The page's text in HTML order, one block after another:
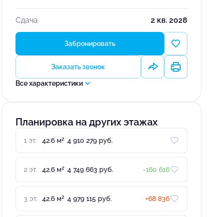
Сдача 2 кв. 2028
Забронировать
Заказать звонок
Все характеристики
Планировка на других этажах
1 эт. 42.6 м2 4 910 279 руб.
2 эт. 42.6 м2 4 749 663 руб. -160 616
3 эт. 42.6 м2 4 979 115 руб. +68 836